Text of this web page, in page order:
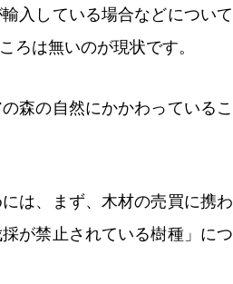
入している場合などについて
ろは無いのが現状です。
森の自然にかかわっているこ
は、まず、木材の売買に携わ
が禁止されている樹種」につ